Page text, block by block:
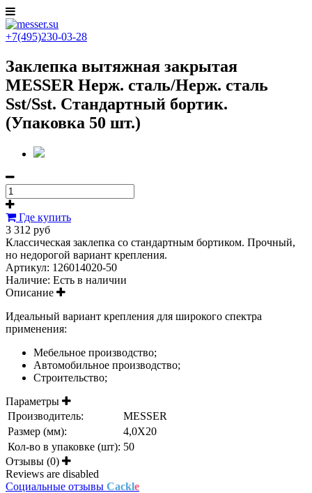
+7(495)230-03-28
Заклепка вытяжная закрытая
MESSER Нерж. сталь/Нерж. сталь
Sst/Sst. Стандартный бортик.
(Упаковка 50 шт.)
Где купить
3 312 руб
Классическая заклепка со стандартным бортиком. Прочный,
но недорогой вариант крепления.
Артикул: 126014020-50
Наличие: Есть в наличии
Описание
Идеальный вариант крепления для широкого спектра
применения:
Мебельное производство;
Автомобильное производство;
Строительство;
Параметры
Производитель:
MESSER
Размер (мм):
4,0X20
Кол-во в упаковке (шт): 50
Отзывы (0)
Reviews are disabled
Социальные отзывы Cackle